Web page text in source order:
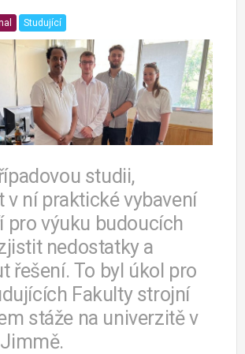
Studující
studii,
v ní praktické vybavení
pro výuku budoucích
nedostatky a
řešení. To byl úkol pro
Fakulty strojní
stáže na univerzitě v